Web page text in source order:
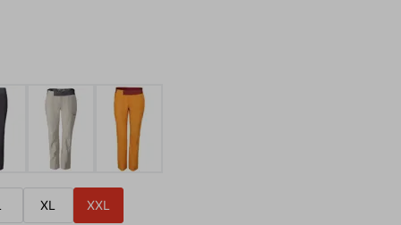
XL XXL